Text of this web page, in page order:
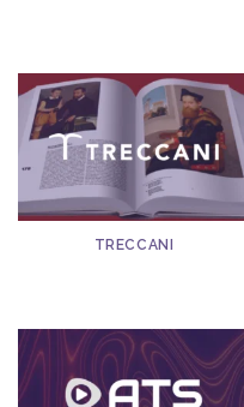
TRECCANI